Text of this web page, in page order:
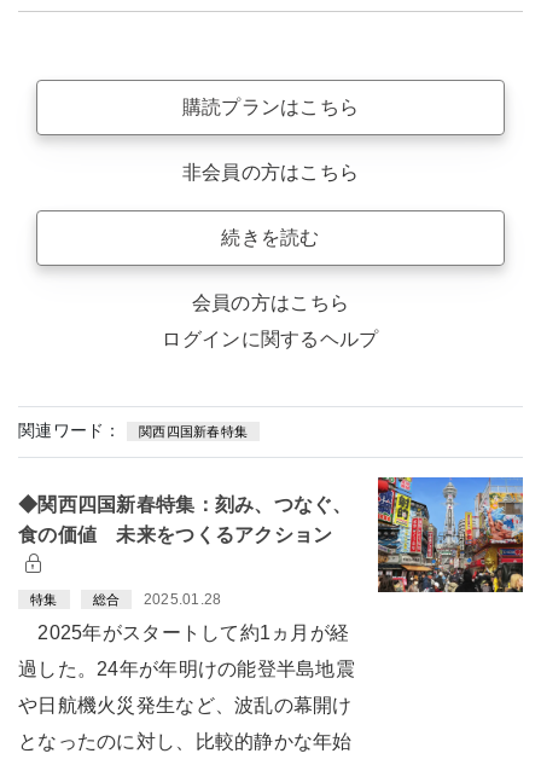
購読プランはこちら
非会員の方はこちら
続きを読む
会員の方はこちら
ログインに関するヘルプ
関連ワード： 関西四国新春特集
◆関西四国新春特集：刻み、つなぐ、
食の価値 未来をつくるアクション
特集 総合 2025.01.28
2025年がスタートして約1ヵ月が経
過した。24年が年明けの能登半島地震
や日航機火災発生など、波乱の幕開け
となったのに対し、比較的静かな年始